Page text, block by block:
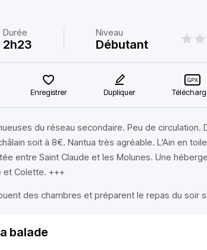
Durée
2h23
Niveau
Débutant
Enregistrer Dupliquer
du réseau secondaire. Peu de circulation.
soit à 8€. Nantua très agréable. L’Ain en
entre Saint Claude et les Molunes. Une
et Colette. +++
des chambres et préparent le repas du soir
balade